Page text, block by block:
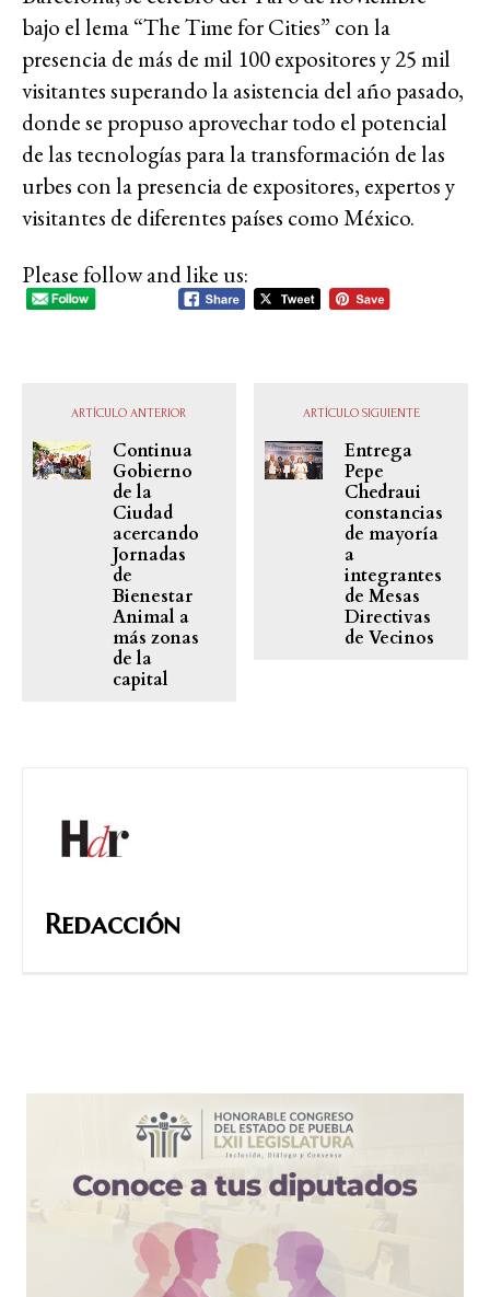
bajo el lema “The Time for Cities” con la
presencia de más de mil 100 expositores y 25 mil
visitantes superando la asistencia del año pasado,
donde se propuso aprovechar todo el potencial
de las tecnologías para la transformación de las
urbes con la presencia de expositores, expertos y
visitantes de diferentes países como México.
Please follow and like us:
ARTÍCULO ANTERIOR
Continua
Gobierno
de la
Ciudad
acercando
Jornadas
de
Bienestar
Animal a
más zonas
de la
capital
ARTÍCULO SIGUIENTE
Entrega
Pepe
Chedraui
constancias
de mayoría
a
integrantes
de Mesas
Directivas
de Vecinos
Redacción